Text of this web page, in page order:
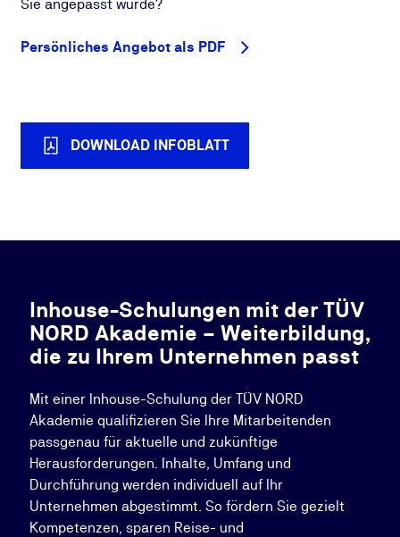
Sie angepasst wurde?
Persönliches Angebot als PDF
DOWNLOAD INFOBLATT
Inhouse-Schulungen mit der TÜV
NORD Akademie – Weiterbildung,
die zu Ihrem Unternehmen passt
Mit einer Inhouse-Schulung der TÜV NORD
Akademie qualifizieren Sie Ihre Mitarbeitenden
passgenau für aktuelle und zukünftige
Herausforderungen. Inhalte, Umfang und
Durchführung werden individuell auf Ihr
Unternehmen abgestimmt. So fördern Sie gezielt
Kompetenzen, sparen Reise- und